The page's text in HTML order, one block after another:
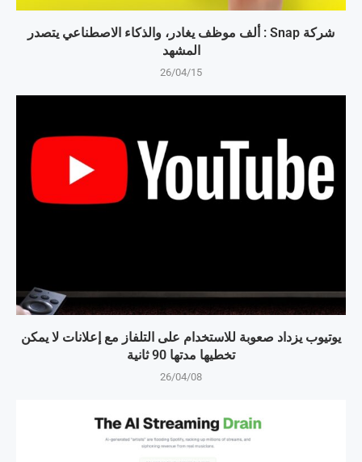
شركة Snap : ألف موظف يغادر، والذكاء الاصطناعي يتصدر
المشهد
26/04/15
يوتيوب يزداد صعوبة للاستخدام على التلفاز مع إعلانات لا يمكن
تخطيها مدتها 90 ثانية
26/04/08